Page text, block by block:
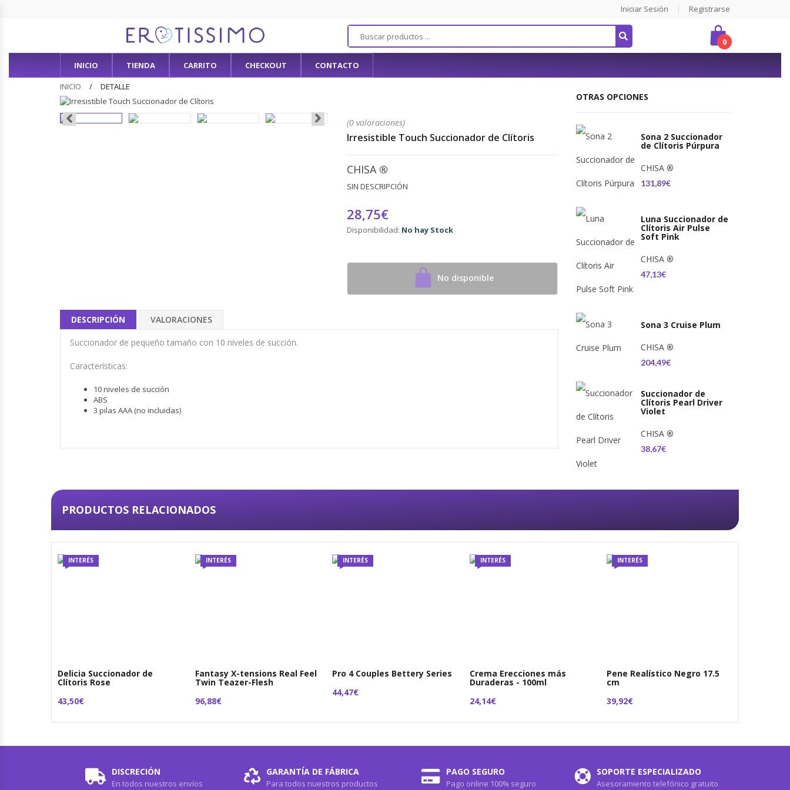
Iniciar Sesión Registrarse
0
INICIO TIENDA CARRITO CHECKOUT
CONTACTO
INICIO
DETALLE
(0 valoraciones)
Irresistible Touch Succionador de Clítoris
CHISA ®
SIN DESCRIPCIÓN
28,75€
Disponibilidad: No hay Stock
No disponible
DESCRIPCIÓN VALORACIONES
Succionador de pequeño tamaño con 10 niveles de succión.
Características:
10 niveles de succión
ABS
3 pilas AAA (no incluidas)
OTRAS OPCIONES
Sona 2 Succionador
de Clítoris Púrpura
CHISA®
131,89€
Luna Succionador de
Clítoris Air Pulse
Soft Pink
CHISA®
47,13€
Sona 3 Cruise Plum
CHISA®
204,49€
Succionador de
Clítoris Pearl Driver
Violet
CHISA®
38,67€
PRODUCTOS RELACIONADOS
INTERÉS
Delicia Succionador de
Clítoris Rose
43,50€
INTERÉS
Fantasy X-tensions Real Feel
Twin Teazer-Flesh
96,88€
INTERÉS
Pro 4 Couples Bettery Series
44,47€
INTERÉS
Crema Erecciones más
Duraderas - 100ml
24,14€
INTERÉS
Pene Realístico Negro 17.5
cm
39,92€
DISCRECIÓN
En todos nuestros envíos
GARANTÍA DE FÁBRICA
Para todos nuestros productos
PAGO SEGURO
Pago online 100% seguro
SOPORTE ESPECIALIZADO
Asesoramiento telefónico gratuito